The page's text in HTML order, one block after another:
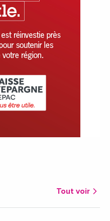
Tout voir